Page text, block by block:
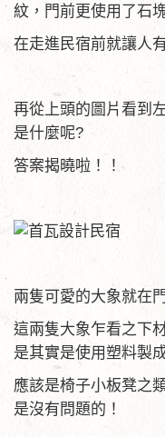
紋，門前更使用了石
在走進民宿前就讓人
再從上頭的圖片看到
是什麼呢?
答案揭曉啦！！
兩隻可愛的大象就在
這兩隻大象乍看之下
是其實是使用塑料製
應該是椅子小板凳之
是沒有問題的！